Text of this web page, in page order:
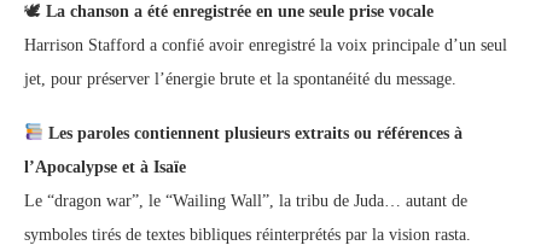
🕊 La chanson a été enregistrée en une seule prise vocale
Harrison Stafford a confié avoir enregistré la voix principale d’un seul
jet, pour préserver l’énergie brute et la spontanéité du message.
Les paroles contiennent plusieurs extraits ou références à
l’Apocalypse et à Isaïe
Le “dragon war”, le “Wailing Wall”, la tribu de Juda… autant de
symboles tirés de textes bibliques réinterprétés par la vision rasta.